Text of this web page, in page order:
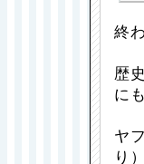
終
歴
に
ヤ
り